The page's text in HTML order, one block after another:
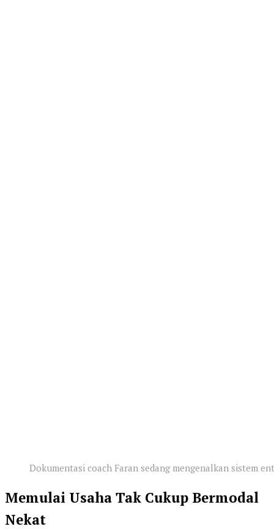
Dokumentasi coach Faran sedang mengenalkan sistem
Memulai Usaha Tak Cukup Bermodal
Nekat